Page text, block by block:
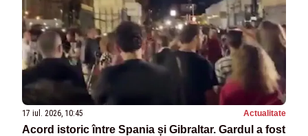
17 iul. 2026, 10:45 Actualitate
Acord istoric între Spania și Gibraltar. Gardul a fost